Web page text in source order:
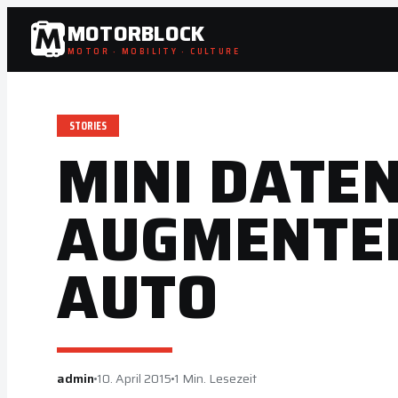
Zum
Inhalt
springen
MOTORBLOCK
MOTOR · MOBILITY · CULTURE
STORIES
MINI
AUTO
admin 10. April 2015 1 Min. Lesezeit